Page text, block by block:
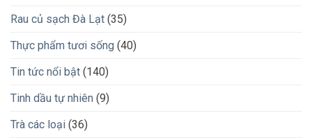
Rau củ sạch Đà Lạt (35)
Thực phẩm tươi sống (40)
Tin tức nổi bật (140)
Tinh dầu tự nhiên (9)
Trà các loại (36)